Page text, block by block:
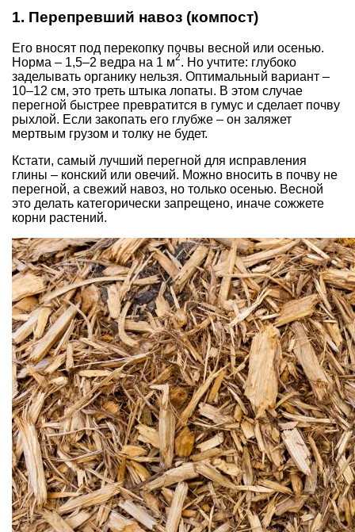
1. Перепревший навоз (компост)
Его вносят под перекопку почвы весной или осенью.
Норма – 1,5–2 ведра на 1 м2. Но учтите: глубоко
заделывать органику нельзя. Оптимальный вариант –
10–12 см, это треть штыка лопаты. В этом случае
перегной быстрее превратится в гумус и сделает почву
рыхлой. Если закопать его глубже – он заляжет
мертвым грузом и толку не будет.
Кстати, самый лучший перегной для исправления
глины – конский или овечий. Можно вносить в почву не
перегной, а свежий навоз, но только осенью. Весной
это делать категорически запрещено, иначе сожжете
корни растений.